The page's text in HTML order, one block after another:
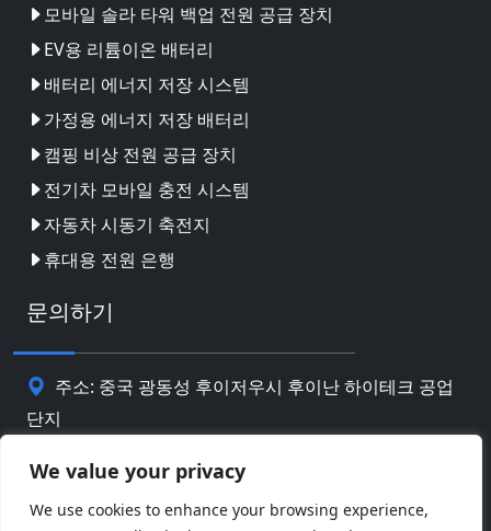
We value your privacy
We use cookies to enhance your browsing experience,
모바일 솔라 타워 백업 전원 공급 장치
EV용 리튬이온 배터리
배터리 에너지 저장 시스템
가정용 에너지 저장 배터리
캠핑 비상 전원 공급 장치
전기차 모바일 충전 시스템
자동차 시동기 축전지
휴대용 전원 은행
문의하기
주소: 중국 광동성 후이저우시 후이난 하이테크 공업
단지
핸드폰: 0086-18169936698
Email:info@jbbatterychina.com